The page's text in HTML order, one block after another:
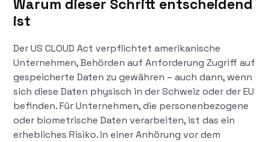
Warum dieser Schritt entscheidend
ist
Der US CLOUD Act verpflichtet amerikanische
Unternehmen, Behörden auf Anforderung Zugriff auf
gespeicherte Daten zu gewähren – auch dann, wenn
sich diese Daten physisch in der Schweiz oder der EU
befinden. Für Unternehmen, die personenbezogene
oder biometrische Daten verarbeiten, ist das ein
erhebliches Risiko. In einer Anhörung vor dem